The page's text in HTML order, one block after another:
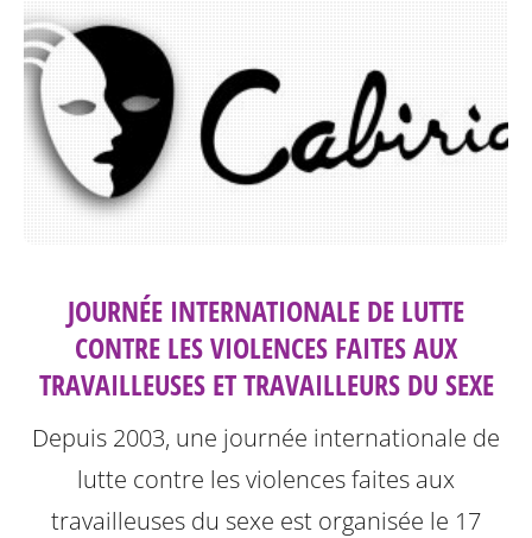
JOURNÉE INTERNATIONALE DE LUTTE
CONTRE LES VIOLENCES FAITES AUX
TRAVAILLEUSES ET TRAVAILLEURS DU SEXE
Depuis 2003, une journée internationale de
lutte contre les violences faites aux
travailleuses du sexe est organisée le 17